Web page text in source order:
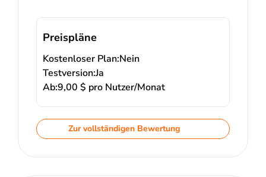
Preispläne
Kostenloser Plan:Nein
Testversion:Ja
Ab:9,00 $ pro Nutzer/Monat
Zur vollständigen Bewertung